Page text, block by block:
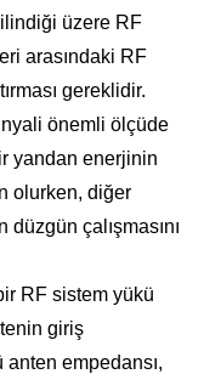
üzere RF
arasındaki RF
gereklidir.
önemli ölçüde
yandan enerjinin
olurken, diğer
çalışmasını
RF sistem yükü
giriş
empedansı,